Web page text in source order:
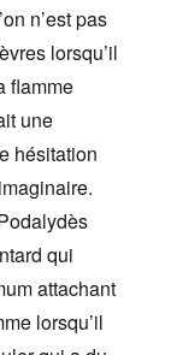
n’est pas
lorsqu’il
flamme
une
hésitation
qui
attachant
lorsqu’il